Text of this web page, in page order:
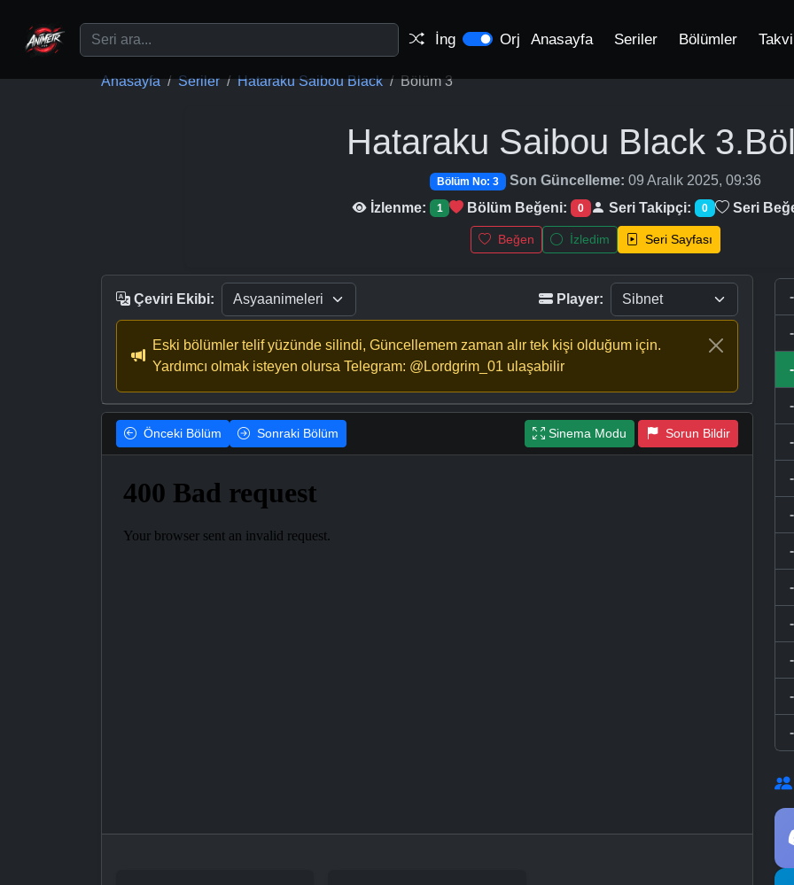
İng Orj Anasayfa Seriler Bölümler
Anasayfa Seriler Hataraku Saibou Black Bölüm 3
Hataraku Saibou Black
Bölüm No: 3 Son Güncelleme: 09 Aralık 2025, 09:36
İzlenme:
1 Bölüm Beğeni: 0 Seri Takipçi: 0 Seri
Beğen İzledim Seri Sayfası
Çeviri Ekibi: Player:
Eski bölümler telif yüzünde silindi, Güncellemem zaman alır tek kişi olduğum için.
Yardımcı olmak isteyen olursa Telegram: @Lordgrim_01 ulaşabilir
Önceki Bölüm Sonraki Bölüm Sinema Modu Sorun Bildir